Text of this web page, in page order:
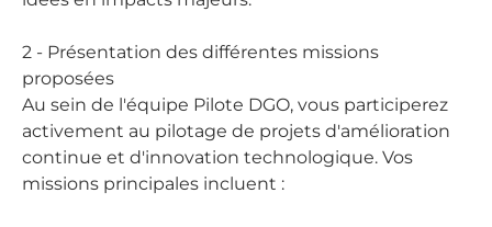
2 - Présentation des différentes missions
proposées
Au sein de l'équipe Pilote DGO, vous participerez
activement au pilotage de projets d'amélioration
continue et d'innovation technologique. Vos
missions principales incluent :